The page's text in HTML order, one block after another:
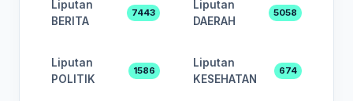
Liputan
BERITA
7443
Liputan
DAERAH
5058
Liputan
POLITIK
1586
Liputan
KESEHATAN
674